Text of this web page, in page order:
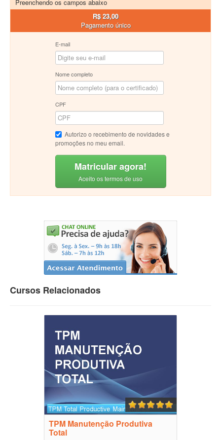
Preenchendo os campos abaixo
R$ 23,00
Pagamento único
E-mail
Nome completo
CPF
Autorizo o recebimento de novidades e
promoções no meu email.
Matricular agora!
Aceito os termos de uso
Cursos Relacionados
TPM Manutenção Produtiva
Total